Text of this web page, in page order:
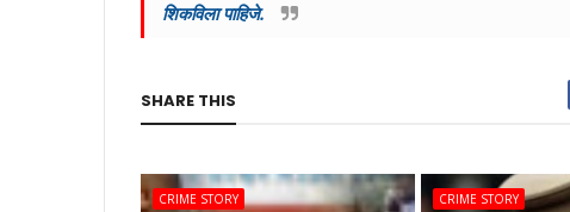
शिकविला पाहिजे.
SHARE THIS
CRIME STORY CRIME STORY